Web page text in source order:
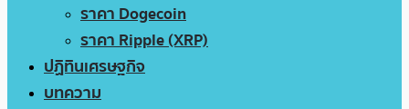
ราคา Dogecoin
ราคา Ripple (XRP)
ปฏิทินเศรษฐกิจ
บทความ